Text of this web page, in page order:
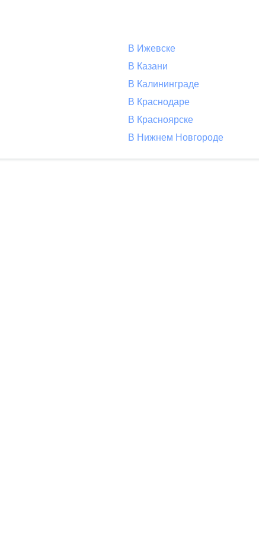
В Ижевске
В Казани
В Калининграде
В Краснодаре
В Красноярске
В Нижнем Новгороде